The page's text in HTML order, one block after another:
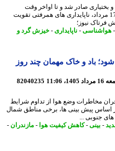
صادر شد و تا اواخر وقت
21 مرداد ادامه دارد. از شنبه 17 مرداد، ناپایداری های همرفتی تقویت
نیوز؛
-ناپایداری- خیزش گرد و
باد و خاک مهمان چند روز
82040235
وضع هوا از تداوم شرایط
پیش بینی ها، برخی مناطق شمال
...
بینی -کاهش کیفیت هوا-مازندران-